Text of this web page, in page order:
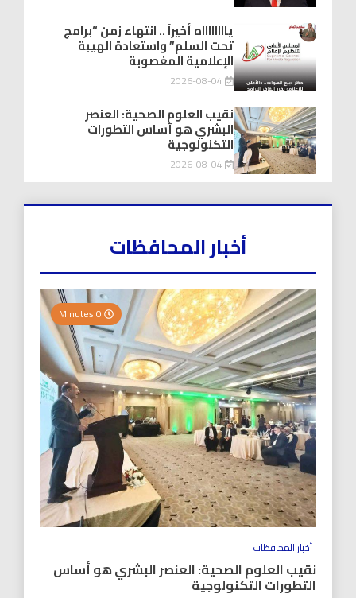
يااااااااه أخيراً .. انتهاء زمن “برامج
تحت السلم” واستعادة الهيبة
الإعلامية المغصوبة
2026-08-04
نقيب العلوم الصحية: العنصر
البشري هو أساس التطورات
التكنولوجية
2026-08-04
أخبار المحافظات
أخبار المحافظات
نقيب العلوم الصحية: العنصر البشري هو أساس
التطورات التكنولوجية